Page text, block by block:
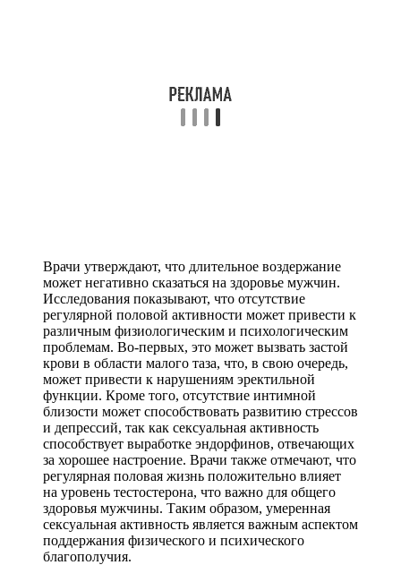
Врачи утверждают, что длительное воздержание
может негативно сказаться на здоровье мужчин.
Исследования показывают, что отсутствие
регулярной половой активности может привести к
различным физиологическим и психологическим
проблемам. Во-первых, это может вызвать застой
крови в области малого таза, что, в свою очередь,
может привести к нарушениям эректильной
функции. Кроме того, отсутствие интимной
близости может способствовать развитию стрессов
и депрессий, так как сексуальная активность
способствует выработке эндорфинов, отвечающих
за хорошее настроение. Врачи также отмечают, что
регулярная половая жизнь положительно влияет
на уровень тестостерона, что важно для общего
здоровья мужчины. Таким образом, умеренная
сексуальная активность является важным аспектом
поддержания физического и психического
благополучия.